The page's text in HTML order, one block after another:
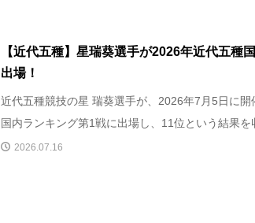
【近代五種】星瑞葵選手が2026年近代五種
出場！
近代五種競技の星 瑞葵選手が、2026年7月5日に
国内ランキング第1戦に出場し、11位という結果を
2026.07.16